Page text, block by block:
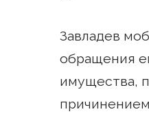
Завладев
обращения
имущества,